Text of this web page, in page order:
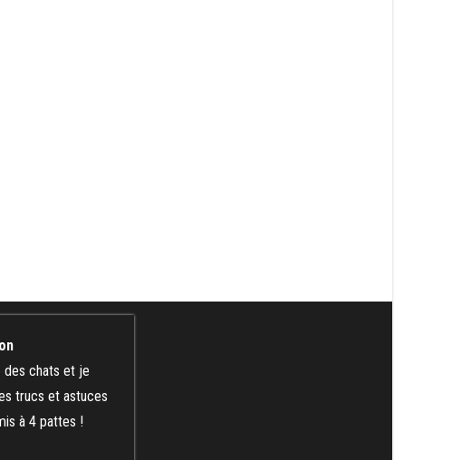
des chats et je
trucs et astuces
à 4 pattes !